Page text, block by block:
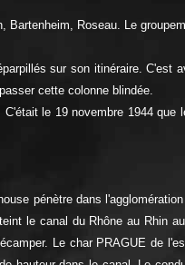
Roseau. Le
sur son itinéraire. C'est
cette colonne blindée.
le 19 novembre 1944
pénètre dans
le canal du Rhône au Rhin
Le char PRAGUE de